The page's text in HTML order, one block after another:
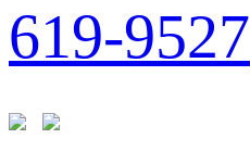
619-9527